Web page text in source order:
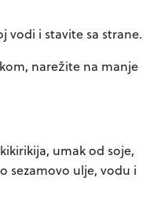
vodi i stavite sa strane.
narežite na manje
umak od soje,
sezamovo ulje, vodu i